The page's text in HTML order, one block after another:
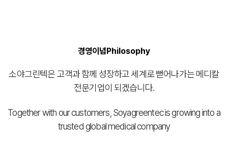
경영이념Philosophy
소야그린텍은 고객과 함께 성장하고세계로 뻗어나가는 메디칼
전문기업이 되겠습니다.
Together with our customers, Soyagreentec is growing into a
trusted global medical company